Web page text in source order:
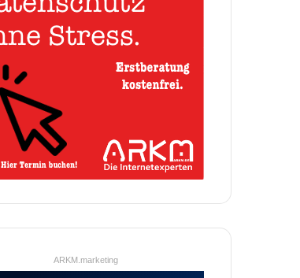
ARKM.marketing